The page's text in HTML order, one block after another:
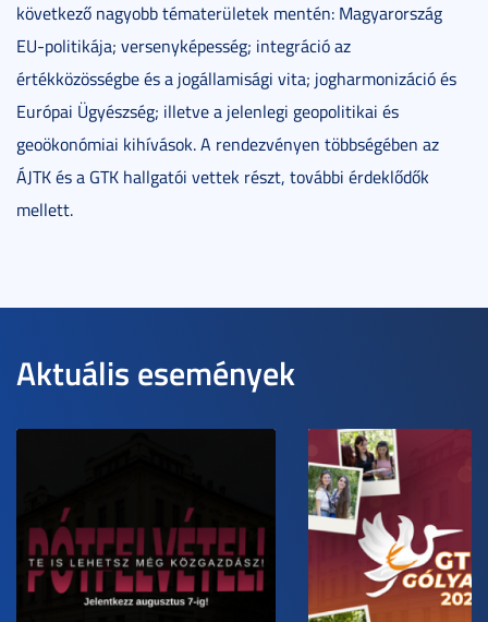
következő nagyobb tématerületek mentén: Magyarország
EU-politikája; versenyképesség; integráció az
értékközösségbe és a jogállamisági vita; jogharmonizáció és
Európai Ügyészség; illetve a jelenlegi geopolitikai és
geoökonómiai kihívások. A rendezvényen többségében az
ÁJTK és a GTK hallgatói vettek részt, további érdeklődők
mellett.
Aktuális események